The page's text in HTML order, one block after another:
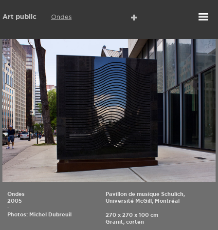
Art public Ondes
Ondes
2005
·
Photos: Michel Dubreuil
Pavillon de musique Schulich,
Université McGill, Montréal
270 x 270 x 100 cm
Granit, corten